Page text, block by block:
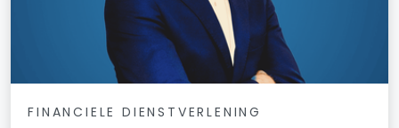
FINANCIELE DIENSTVERLENING